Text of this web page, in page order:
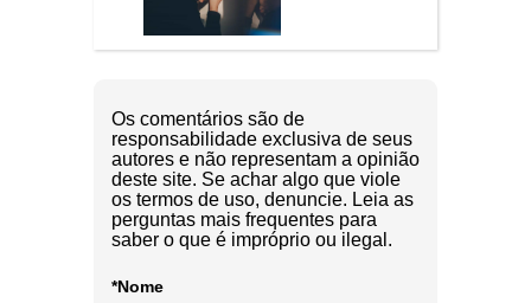
Os comentários são de
responsabilidade exclusiva de seus
autores e não representam a opinião
deste site. Se achar algo que viole
os termos de uso, denuncie. Leia as
perguntas mais frequentes para
saber o que é impróprio ou ilegal.
*Nome